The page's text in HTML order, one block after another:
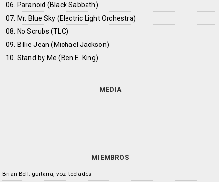
06. Paranoid (Black Sabbath)
07. Mr. Blue Sky (Electric Light Orchestra)
08. No Scrubs (TLC)
09. Billie Jean (Michael Jackson)
10. Stand by Me (Ben E. King)
MEDIA
MIEMBROS
Brian Bell: guitarra, voz, teclados